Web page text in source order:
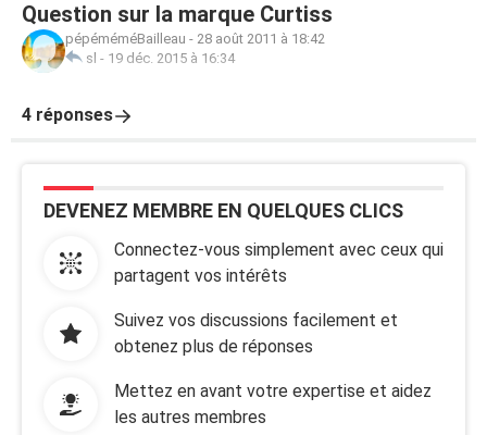
Question sur la marque Curtiss
pépéméméBailleau - 28 août 2011 à 18:42
sl - 19 déc. 2015 à 16:34
4 réponses
DEVENEZ MEMBRE EN QUELQUES CLICS
Connectez-vous simplement avec ceux qui
partagent vos intérêts
Suivez vos discussions facilement et
obtenez plus de réponses
Mettez en avant votre expertise et aidez
les autres membres